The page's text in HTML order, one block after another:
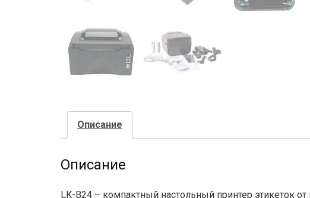
Описание
Описание
LK-B24 – компактный настольный принтер этикеток